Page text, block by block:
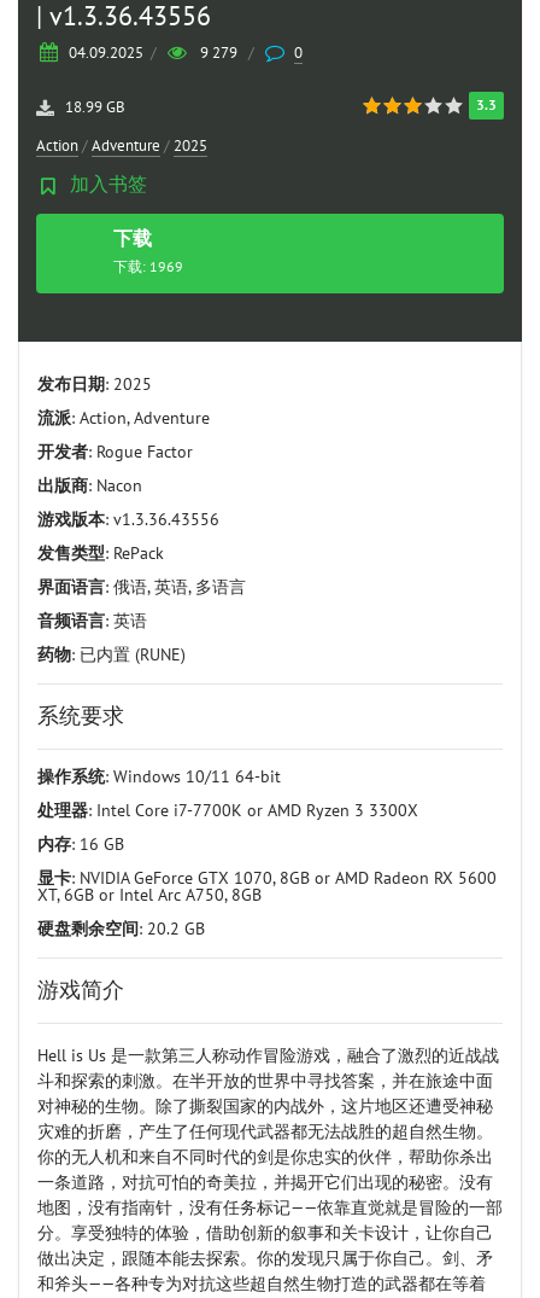
| v1.3.36.43556
04.09.2025 / 9 279 / 0
3.3
18.99 GB
Action/Adventure / 2025
加入书签
下载
种子
下载: 1969
发布日期: 2025
流派: Action, Adventure
开发者: Rogue Factor
出版商: Nacon
游戏版本: v1.3.36.43556
发售类型: RePack
界面语言: 俄语, 英语, 多语言
音频语言: 英语
药物: 已内置 (RUNE)
系统要求
操作系统: Windows 10/11 64-bit
处理器: Intel Core i7-7700K or AMD Ryzen 3 3300X
内存: 16 GB
显卡: NVIDIA GeForce GTX 1070, 8GB or AMD Radeon RX 5600
XT, 6GB or Intel Arc A750, 8GB
硬盘剩余空间: 20.2 GB
游戏简介
Hell is Us 是一款第三人称动作冒险游戏，融合了激烈的近战战
斗和探索的刺激。在半开放的世界中寻找答案，并在旅途中面
对神秘的生物。除了撕裂国家的内战外，这片地区还遭受神秘
灾难的折磨，产生了任何现代武器都无法战胜的超自然生物。
你的无人机和来自不同时代的剑是你忠实的伙伴，帮助你杀出
一条道路，对抗可怕的奇美拉，并揭开它们出现的秘密。没有
地图，没有指南针，没有任务标记——依靠直觉就是冒险的一部
分。享受独特的体验，借助创新的叙事和关卡设计，让你自己
做出决定，跟随本能去探索。你的发现只属于你自己。剑、矛
和斧头——各种专为对抗这些超自然生物打造的武器都在等着